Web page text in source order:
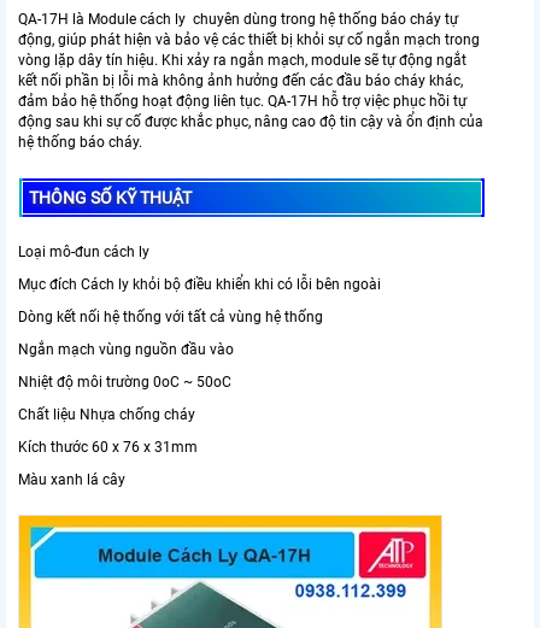
QA-17H là Module cách ly chuyên dùng trong hệ thống báo cháy tự
động, giúp phát hiện và bảo vệ các thiết bị khỏi sự cố ngắn mạch trong
vòng lặp dây tín hiệu. Khi xảy ra ngắn mạch, module sẽ tự động ngắt
kết nối phần bị lỗi mà không ảnh hưởng đến các đầu báo cháy khác,
đảm bảo hệ thống hoạt động liên tục. QA-17H hỗ trợ việc phục hồi tự
động sau khi sự cố được khắc phục, nâng cao độ tin cậy và ổn định của
hệ thống báo cháy.
THÔNG SỐ KỸ THUẬT
Loại mô-đun cách ly
Mục đích Cách ly khỏi bộ điều khiển khi có lỗi bên ngoài
Dòng kết nối hệ thống với tất cả vùng hệ thống
Ngắn mạch vùng nguồn đầu vào
Nhiệt độ môi trường 0oC ~ 50oC
Chất liệu Nhựa chống cháy
Kích thước 60 x 76 x 31mm
Màu xanh lá cây